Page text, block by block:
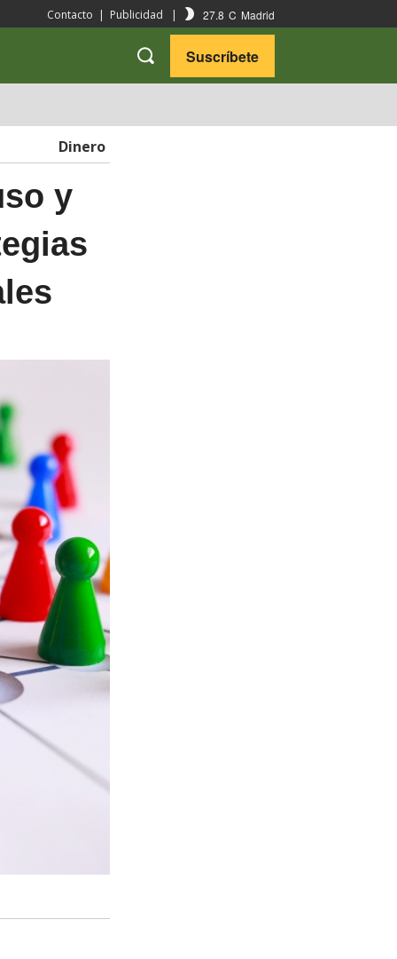
Contacto | Publicidad | 27.8 C Madrid
Suscríbete
Dinero
y